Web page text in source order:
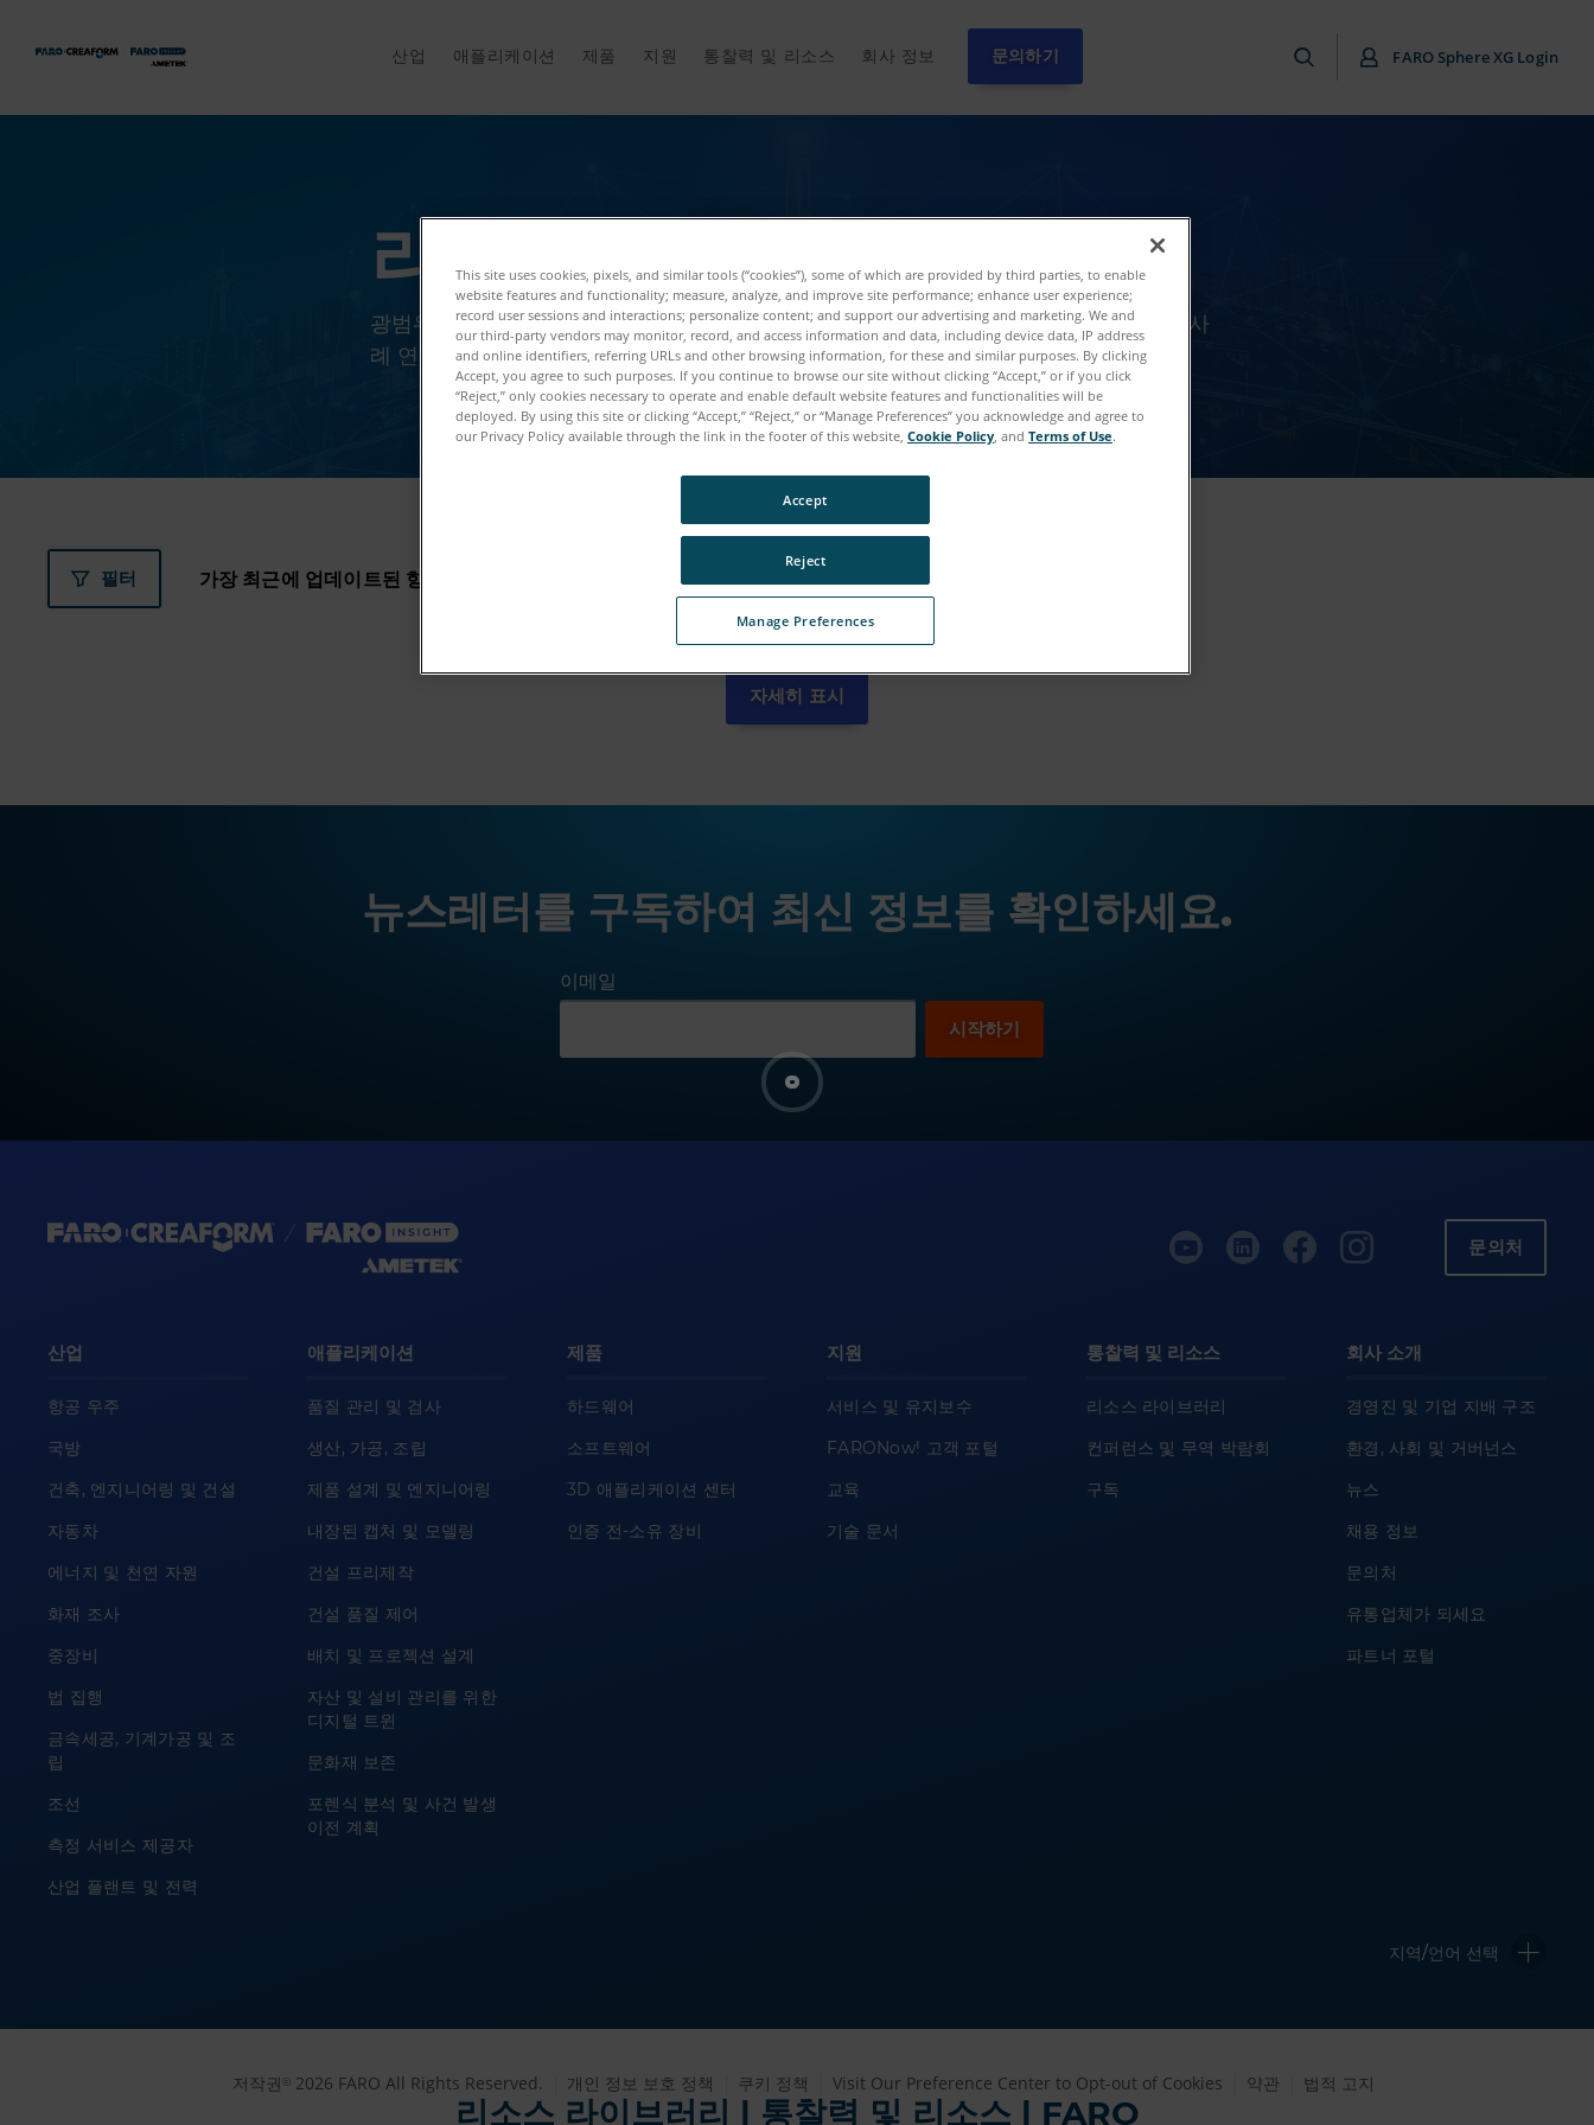
산업 애플리케이션 제품 지원 통찰력 및 리소스 회사 정보 문의하기 FARO Sphere XG Login
리소스 라이브러리
광범위한 산업 및 애플리케이션에 대한 FARO 3D측정, 이미징 및 실현 솔루션과 관련된 사
례 연구, 비디오, 기사 및 기타 통찰력 있는 자원을 찾을 수 있습니다.
필터
자세히 표시
뉴스레터를 구독하여 최신 정보를 확인하세요.
이메일
문의처
산업
항공 우주
국방
건축, 엔지니어링 및 건설
자동차
에너지 및 천연 자원
화재 조사
중장비
법 집행
금속세공, 기계가공 및 조
립
조선
측정 서비스 제공자
산업 플랜트 및 전력
애플리케이션
품질 관리 및 검사
생산, 가공, 조립
제품 설계 및 엔지니어링
내장된 캡처 및 모델링
건설 프리제작
건설 품질 제어
배치 및 프로젝션 설계
자산 및 설비 관리를 위한
디지털 트윈
문화재 보존
포렌식 분석 및 사건 발생
이전 계획
제품
하드웨어
소프트웨어
3D 애플리케이션 센터
인증 전-소유 장비
지원
서비스 및 유지보수
FARONow! 고객 포털
교육
기술 문서
통찰력 및 리소스
리소스 라이브러리
컨퍼런스 및 무역 박람회
구독
회사 소개
경영진 및 기업 지배 구조
환경, 사회 및 거버넌스
뉴스
채용 정보
문의처
유통업체가 되세요
파트너 포털
지역/언어 선택
저작권 © 2026 FARO All Rights Reserved. 개인 정보 보호 정책 쿠키 정책 Visit Our Preference Center to Opt-out of Cookies 약관 법적 고지
리소스 라이브러리 | 통찰력 및 리소스 | FARO
This site uses cookies, pixels, and similar tools (“cookies”), some of which are provided by third parties, to enable
website features and functionality; measure, analyze, and improve site performance; enhance user experience;
record user sessions and interactions; personalize content; and support our advertising and marketing. We and
our third-party vendors may monitor, record, and access information and data, including device data, IP address
and online identifiers, referring URLs and other browsing information, for these and similar purposes. By clicking
Accept, you agree to such purposes. If you continue to browse our site without clicking “Accept,” or if you click
“Reject,” only cookies necessary to operate and enable default website features and functionalities will be
deployed. By using this site or clicking “Accept,” “Reject,” or “Manage Preferences” you acknowledge and agree to
our Privacy Policy available through the link in the footer of this website, Cookie Policy, and Terms of Use.
Manage Preferences
Reject
Accept